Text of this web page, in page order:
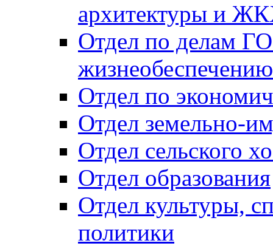
архитектуры и
Отдел по делам
Отдел по
Отдел земельно-
Отдел сельского
Отдел образования
Отдел культуры,
политики